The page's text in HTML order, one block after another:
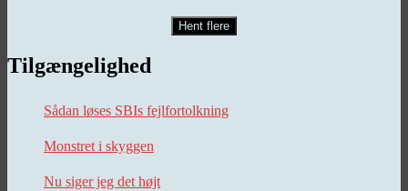
Hent flere
Tilgængelighed
Sådan løses SBIs fejlfortolkning
Monstret i skyggen
Nu siger jeg det højt